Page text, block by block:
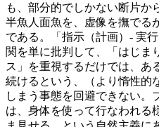
も、部分的でしかない断片か
半魚人面魚を、虚像を撫でる
である。「指示（計画）- 実
関を単に批判して、「はじま
ス」を重視するだけでは、あ
続けるという、（より惰性的
しまう事態を回避できない。
は、身体を使って行なわれる